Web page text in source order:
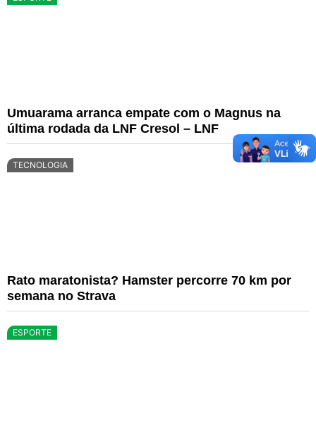
Umuarama arranca empate com o Magnus na
última rodada da LNF Cresol – LNF
TECNOLOGIA
Rato maratonista? Hamster percorre 70 km por
semana no Strava
ESPORTE